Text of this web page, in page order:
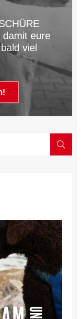
damit eure
viel